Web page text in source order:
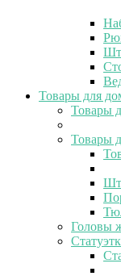
Товары для
Товары
Товары
Головы